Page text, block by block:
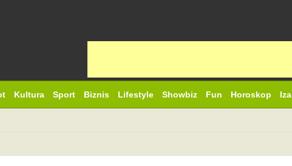
Kultura Sport Biznis Lifestyle Showbiz Fun Horoskop